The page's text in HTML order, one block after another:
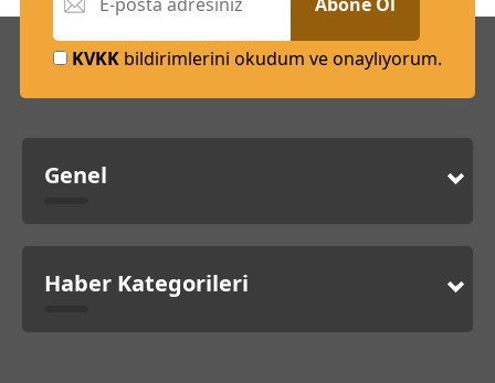
KVKK bildirimlerini okudum ve onaylıyorum.
Genel
Haber Kategorileri